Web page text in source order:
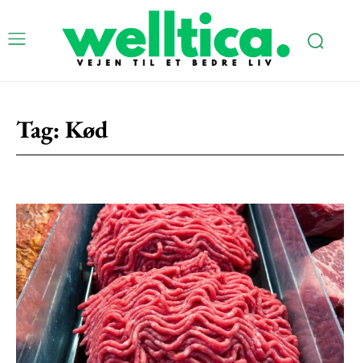
Tag: Kød